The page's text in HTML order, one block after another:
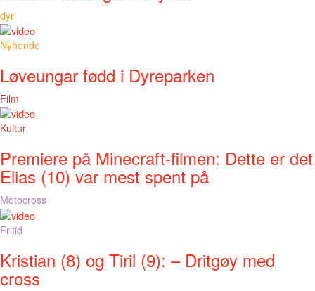
dyr
Nyhende
Løveungar fødd i Dyreparken
Film
Kultur
Premiere på Minecraft-filmen: Dette er det
Elias (10) var mest spent på
Motocross
Fritid
Kristian (8) og Tiril (9): – Dritgøy med
cross